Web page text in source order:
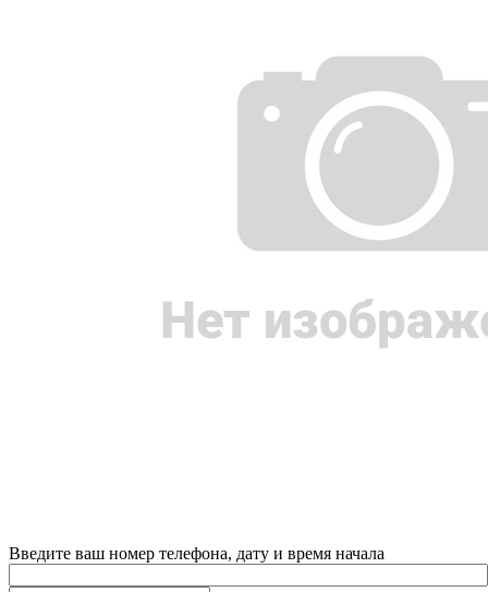
Введите ваш номер телефона, дату и время начала